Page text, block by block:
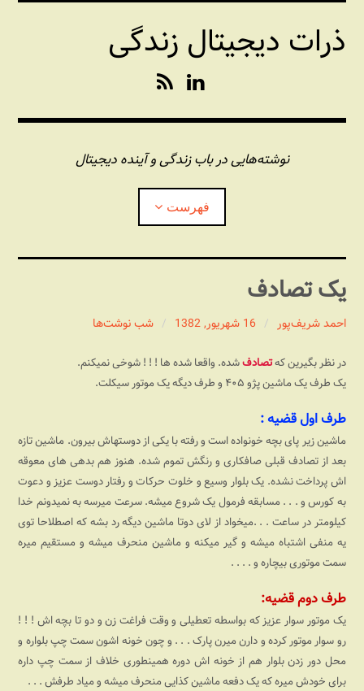
رفتن
محتواذرات دیجیتال زندگی
n
k
e
d
I
n
S
نوشته‌هایی در باب زندگی و آینده دیجیتال
فهرست
درباره این وبلاگ
مجله شبکه
پندهای یونیکسی استاد «فو»
یک تصادف
احمد شریف‌پور 16 شهریور, 1382 شب نوشت‌ها
در نظر بگیرین کهتصادفشده. واقعا شده ها ! ! ! شوخی نمیکنم.
یک طرف یک ماشین پژو ۴۰۵ و طرف دیگه یک موتور سیکلت.
طرف اول قضیه :
ماشین زیر پای بچه خونواده است و رفته با یکی از دوستهاش بیرون. ماشین تازه
بعد از تصادف قبلی صافکاری و رنگش تموم شده. هنوز هم بدهی های معوقه
اش پرداخت نشده. یک بلوار وسیع و خلوت حرکات و رفتار دوست عزیز و دعوت
به کورس و . . . مسابقه فرمول یک شروع میشه. سرعت میرسه به نمیدونم خدا
کیلومتر در ساعت . . .میخواد از لای دوتا ماشین دیگه رد بشه که اصطلاحا توی
یه منفی اشتباه میشه و گیر میکنه و ماشین منحرف میشه و مستقیم میره
سمت موتوری بیچاره و . . . .
طرف دوم قضیه:
یک موتور سوار عزیز که بواسطه تعطیلی و وقت فراغت زن و دو تا بچه اش ! ! !‌
رو سوار موتور کرده و دارن میرن پارک . . . و چون خونه اشون سمت چپ بلواره و
محل دور زدن بلوار هم از خونه اش دوره همینطوری خلاف از سمت چپ داره
برای خودش میره که یک دفعه ماشین کذایی منحرف میشه و میاد طرفش . . .